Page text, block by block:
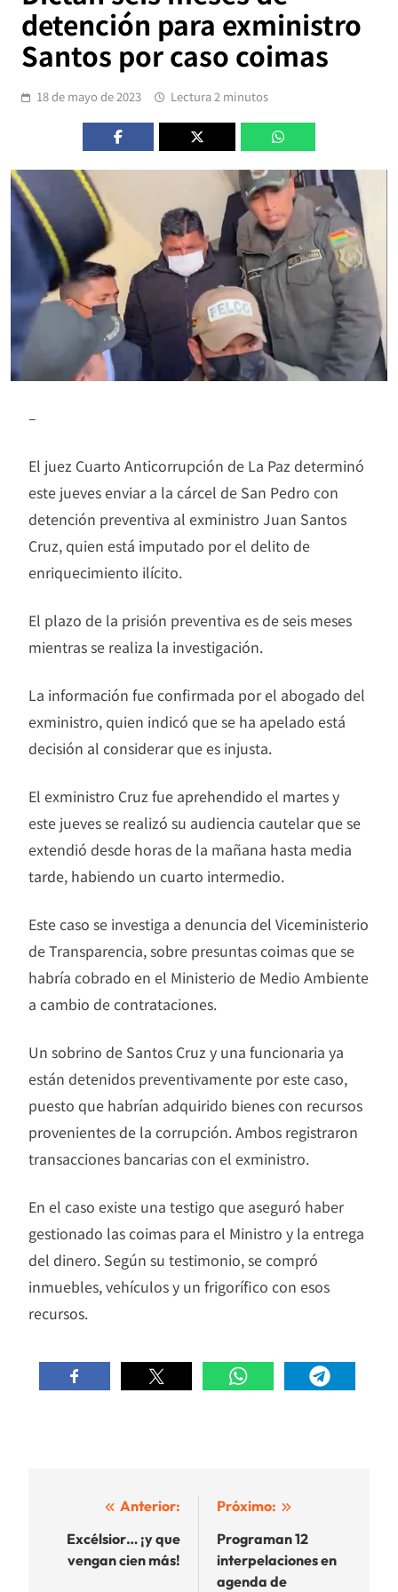
detención para exministro
Santos por caso coimas
18 de mayo de 2023 Lectura 2 minutos
–
El juez Cuarto Anticorrupción de La Paz determinó
este jueves enviar a la cárcel de San Pedro con
detención preventiva al exministro Juan Santos
Cruz, quien está imputado por el delito de
enriquecimiento ilícito.
El plazo de la prisión preventiva es de seis meses
mientras se realiza la investigación.
La información fue confirmada por el abogado del
exministro, quien indicó que se ha apelado está
decisión al considerar que es injusta.
El exministro Cruz fue aprehendido el martes y
este jueves se realizó su audiencia cautelar que se
extendió desde horas de la mañana hasta media
tarde, habiendo un cuarto intermedio.
Este caso se investiga a denuncia del Viceministerio
de Transparencia, sobre presuntas coimas que se
habría cobrado en el Ministerio de Medio Ambiente
a cambio de contrataciones.
Un sobrino de Santos Cruz y una funcionaria ya
están detenidos preventivamente por este caso,
puesto que habrían adquirido bienes con recursos
provenientes de la corrupción. Ambos registraron
transacciones bancarias con el exministro.
En el caso existe una testigo que aseguró haber
gestionado las coimas para el Ministro y la entrega
del dinero. Según su testimonio, se compró
inmuebles, vehículos y un frigorífico con esos
recursos.
Navegación
de
entradas
Anterior:
Excélsior… ¡y que
vengan cien más!
Próximo:
Programan 12
interpelaciones en
agenda de